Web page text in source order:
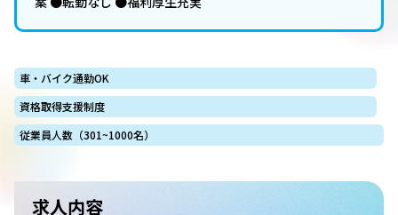
車・バイク通勤OK
資格取得支援制度
従業員人数（301~1000名）
求人内容